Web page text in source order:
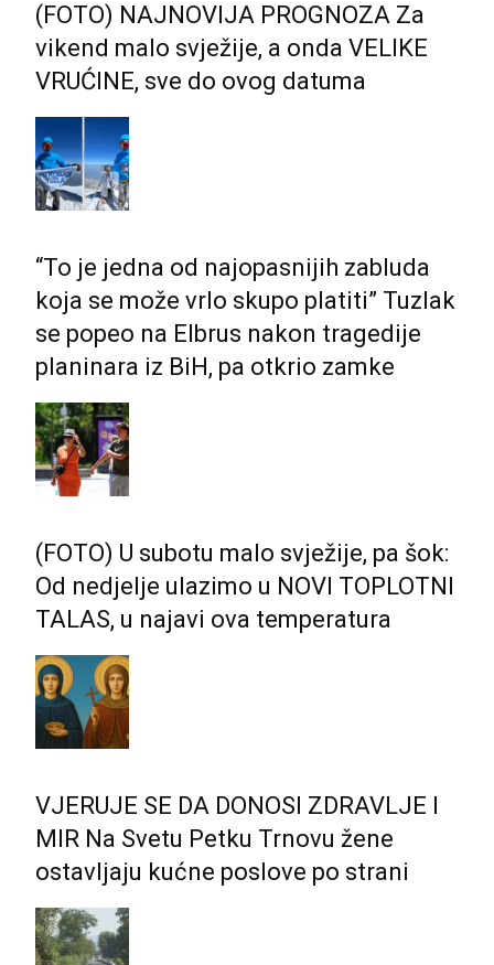
(FOTO) NAJNOVIJA PROGNOZA Za
vikend malo svježije, a onda VELIKE
VRUĆINE, sve do ovog datuma
“To je jedna od najopasnijih zabluda
koja se može vrlo skupo platiti” Tuzlak
se popeo na Elbrus nakon tragedije
planinara iz BiH, pa otkrio zamke
(FOTO) U subotu malo svježije, pa šok:
Od nedjelje ulazimo u NOVI TOPLOTNI
TALAS, u najavi ova temperatura
VJERUJE SE DA DONOSI ZDRAVLJE I
MIR Na Svetu Petku Trnovu žene
ostavljaju kućne poslove po strani